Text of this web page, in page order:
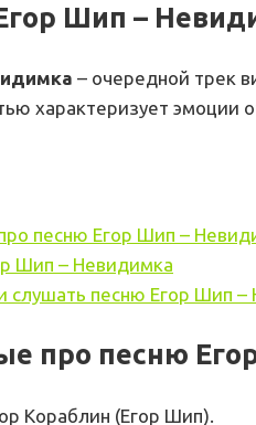
Шип –
– очередной трек
характеризует эмоции
песню Егор Шип –
Шип – Невидимка
слушать песню Егор Шип –
про песню
Кораблин (Егор Шип).